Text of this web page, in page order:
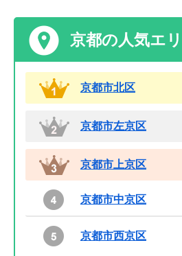
京都の人気エ
京都市北区
京都市左京区
京都市上京区
京都市中京区
京都市西京区